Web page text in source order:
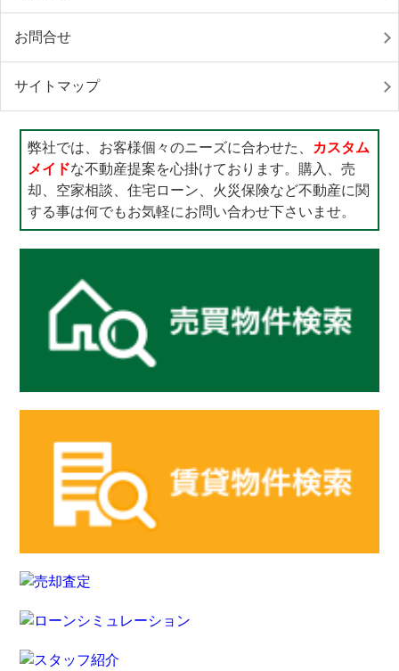
お問合せ
サイトマップ
弊社では、お客様個々のニーズに合わせた、 カスタム
メイドな不動産提案を心掛けております。購入、売
却、空家相談、住宅ローン、火災保険など不動産に関
する事は何でもお気軽にお問い合わせ下さいませ。